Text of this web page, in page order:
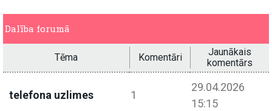
Dalība forumā
Tēma Komentāri
Jaunākais
komentārs
telefona uzlimes 1
29.04.2026
15:15